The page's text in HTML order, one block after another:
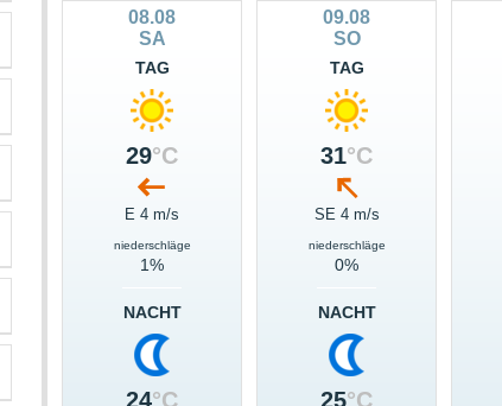
08.08
SA
TAG
29°C
E 4 m/s
niederschläge
1%
NACHT
24°C
09.08
SO
TAG
31°C
SE 4 m/s
niederschläge
0%
NACHT
25°C